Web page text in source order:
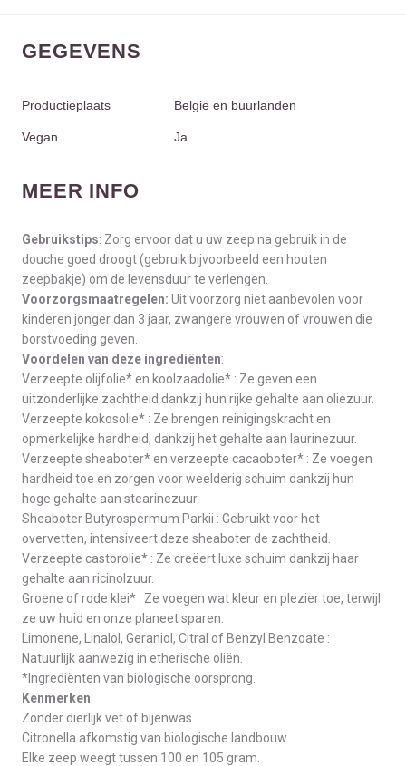
GEGEVENS
Productieplaats België en buurlanden
Vegan Ja
MEER INFO
Gebruikstips: Zorg ervoor dat u uw zeep na gebruik in de
douche goed droogt (gebruik bijvoorbeeld een houten
zeepbakje) om de levensduur te verlengen.
Voorzorgsmaatregelen: Uit voorzorg niet aanbevolen voor
kinderen jonger dan 3 jaar, zwangere vrouwen of vrouwen die
borstvoeding geven.
Voordelen van deze ingrediënten:
Verzeepte olijfolie* en koolzaadolie* : Ze geven een
uitzonderlijke zachtheid dankzij hun rijke gehalte aan oliezuur.
Verzeepte kokosolie* : Ze brengen reinigingskracht en
opmerkelijke hardheid, dankzij het gehalte aan laurinezuur.
Verzeepte sheaboter* en verzeepte cacaoboter* : Ze voegen
hardheid toe en zorgen voor weelderig schuim dankzij hun
hoge gehalte aan stearinezuur.
Sheaboter Butyrospermum Parkii : Gebruikt voor het
overvetten, intensiveert deze sheaboter de zachtheid.
Verzeepte castorolie* : Ze creëert luxe schuim dankzij haar
gehalte aan ricinolzuur.
Groene of rode klei* : Ze voegen wat kleur en plezier toe, terwijl
ze uw huid en onze planeet sparen.
Limonene, Linalol, Geraniol, Citral of Benzyl Benzoate :
Natuurlijk aanwezig in etherische oliën.
*Ingrediënten van biologische oorsprong.
Kenmerken:
Zonder dierlijk vet of bijenwas.
Citronella afkomstig van biologische landbouw.
Elke zeep weegt tussen 100 en 105 gram.